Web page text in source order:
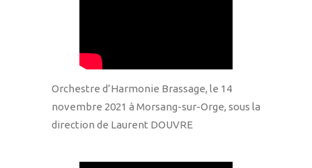
Orchestre d’Harmonie Brassage, le 14
novembre 2021 à Morsang-sur-Orge, sous la
direction de Laurent DOUVRE